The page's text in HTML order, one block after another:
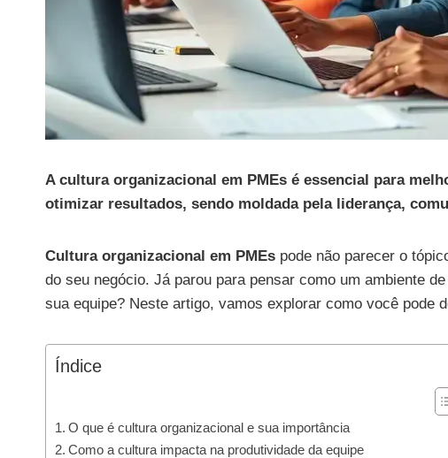
A cultura organizacional em PMEs é essencial para
otimizar resultados, sendo moldada pela liderança,
Cultura organizacional em PMEs pode não parecer o
do seu negócio. Já parou para pensar como um ambiente
sua equipe? Neste artigo, vamos explorar como você pode
Índice
O que é cultura organizacional e sua importância
Como a cultura impacta na produtividade da equipe